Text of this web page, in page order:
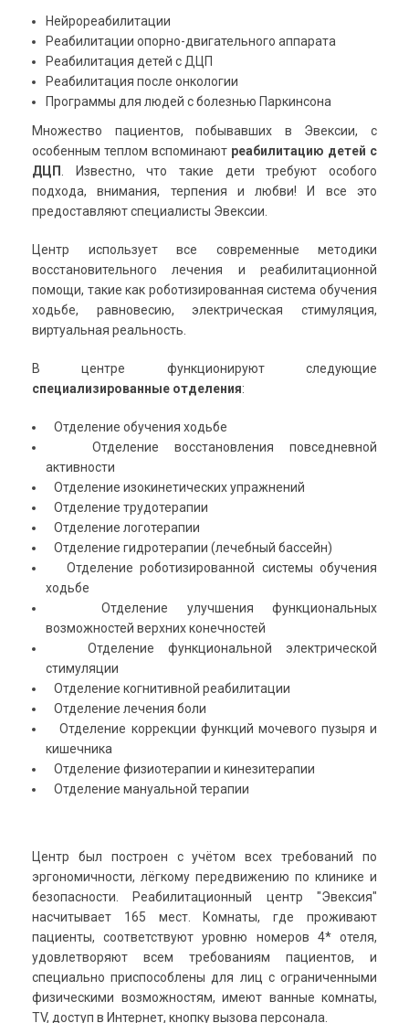
Нейрореабилитации
Реабилитации опорно-двигательного аппарата
Реабилитация детей с ДЦП
Реабилитация после онкологии
Программы для людей с болезнью Паркинсона
Множество пациентов, побывавших в Эвексии, с
особенным теплом вспоминают реабилитацию детей с
ДЦП
. Известно, что такие дети требуют особого
подхода, внимания, терпения и любви! И все это
предоставляют специалисты Эвексии.
Центр использует все современные методики
восстановительного лечения и реабилитационной
помощи, такие как роботизированная система обучения
ходьбе, равновесию, электрическая стимуляция,
виртуальная реальность.
В центре функционируют следующие
специализированные отделения:
Отделение обучения ходьбе
Отделение восстановления повседневной
активности
Отделение изокинетических упражнений
Отделение трудотерапии
Отделение логотерапии
Отделение гидротерапии (лечебный бассейн)
Отделение роботизированной системы обучения
ходьбе
Отделение улучшения функциональных
возможностей верхних конечностей
Отделение функциональной электрической
стимуляции
Отделение когнитивной реабилитации
Отделение лечения боли
Отделение коррекции функций мочевого пузыря и
кишечника
Отделение физиотерапии и кинезитерапии
Отделение мануальной терапии
Центр был построен с учётом всех требований по
эргономичности, лёгкому передвижению по клинике и
безопасности.
Реабилитационный центр "Эвексия"
насчитывает 165 мест. Комнаты, где проживают
пациенты, соответствуют уровню номеров 4* отеля,
удовлетворяют всем требованиям пациентов, и
специально приспособлены для лиц с ограниченными
физическими возможностям, имеют ванные комнаты,
TV, доступ в Интернет, кнопку вызова персонала.